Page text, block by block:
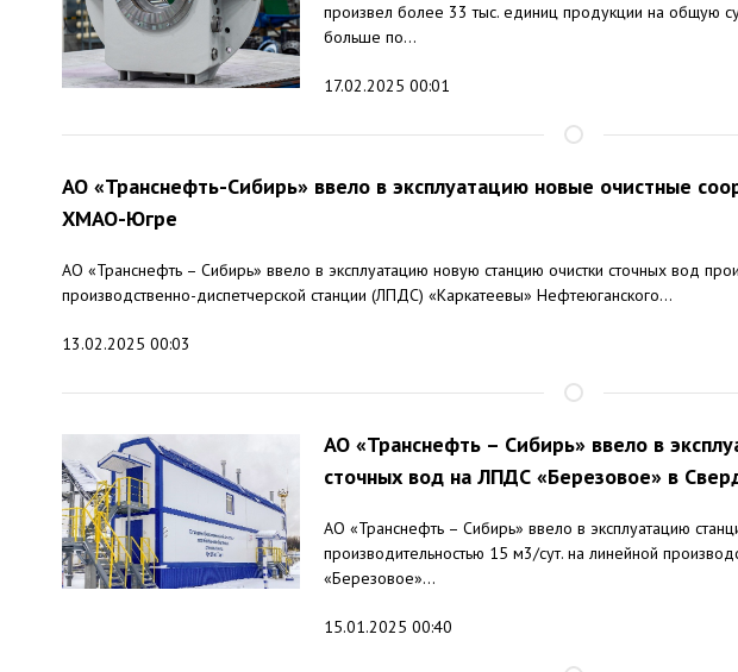
произвел более 33 тыс. единиц продукции на общую
больше по...
17.02.2025 00:01
АО «Транснефть-Сибирь» ввело в эксплуатацию новые очистные
ХМАО-Югре
АО «Транснефть – Сибирь» ввело в эксплуатацию новую станцию очистки сточных вод
производственно-диспетчерской станции (ЛПДС) «Каркатеевы» Нефтеюганского...
13.02.2025 00:03
АО «Транснефть – Сибирь» ввело в
сточных вод на ЛПДС «Березовое» в
АО «Транснефть – Сибирь» ввело в эксплуатацию
производительностью 15 м3/сут. на линейной
«Березовое»...
15.01.2025 00:40